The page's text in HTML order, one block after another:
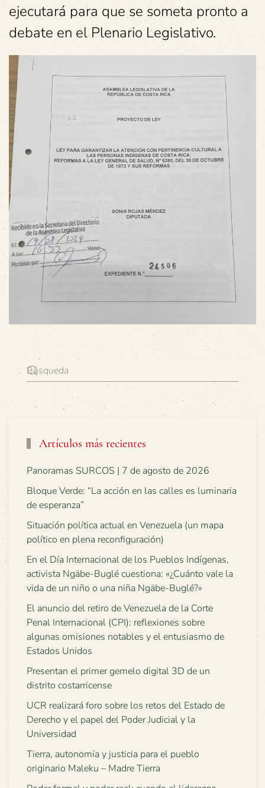
ejecutará para que se someta pronto a
debate en el Plenario Legislativo.
Artículos más recientes
Panoramas SURCOS | 7 de agosto de 2026
Bloque Verde: “La acción en las calles es luminaria
de esperanza”
Situación política actual en Venezuela (un mapa
político en plena reconfiguración)
En el Día Internacional de los Pueblos Indígenas,
activista Ngäbe-Buglé cuestiona: «¿Cuánto vale la
vida de un niño o una niña Ngäbe-Buglé?»
El anuncio del retiro de Venezuela de la Corte
Penal Internacional (CPI): reflexiones sobre
algunas omisiones notables y el entusiasmo de
Estados Unidos
Presentan el primer gemelo digital 3D de un
distrito costarricense
UCR realizará foro sobre los retos del Estado de
Derecho y el papel del Poder Judicial y la
Universidad
Tierra, autonomía y justicia para el pueblo
originario Maleku – Madre Tierra